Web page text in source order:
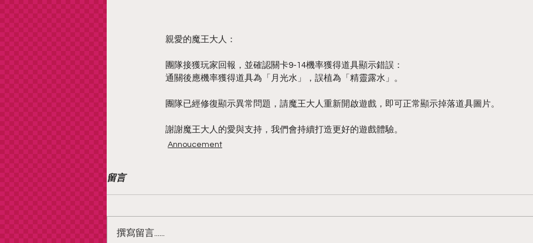
親愛的魔王大人：
團隊接獲玩家回報，並確認關卡9-14機率獲得道具顯示錯誤：
通關後應機率獲得道具為「月光水」，誤植為「精靈露水」。
團隊已經修復顯示異常問題，請魔王大人重新開啟遊戲，即可正常顯示掉落道具圖片。
謝謝魔王大人的愛與支持，我們會持續打造更好的遊戲體驗。
Annoucement
留言
撰寫留言......